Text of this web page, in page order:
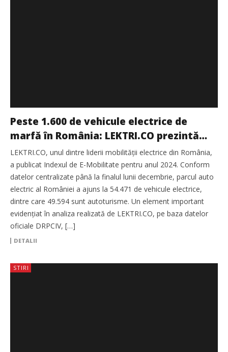
Peste 1.600 de vehicule electrice de
marfă în România: LEKTRI.CO prezintă
evoluția e-mobilității în 2024
LEKTRI.CO, unul dintre liderii mobilității electrice din România,
a publicat Indexul de E-Mobilitate pentru anul 2024. Conform
datelor centralizate până la finalul lunii decembrie, parcul auto
electric al României a ajuns la 54.471 de vehicule electrice,
dintre care 49.594 sunt autoturisme. Un element important
evidențiat în analiza realizată de LEKTRI.CO, pe baza datelor
oficiale DRPCIV, […]
DETALII
STIRI